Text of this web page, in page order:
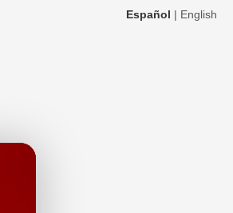
Español | English